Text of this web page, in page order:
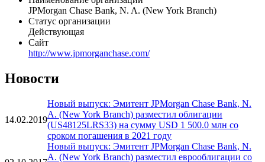
Общая информация
Наименование организации
JPMorgan Chase Bank, N. A. (New York Branch)
Статус организации
Сайт
Новости
Новый выпуск: Эмитент JPMorgan Chase Bank, N.
A. (New York Branch) разместил облигации